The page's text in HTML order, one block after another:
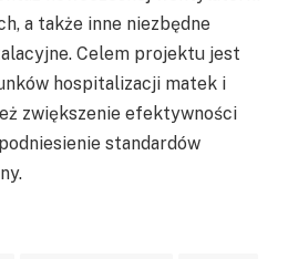
a także inne niezbędne
Celem projektu jest
hospitalizacji matek i
zwiększenie efektywności
standardów